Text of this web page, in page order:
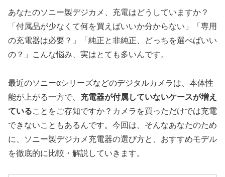
あなたのソニー製デジカメ、充電はどうしていますか？
「付属品が少なくて何を買えばいいか分からない」「専用
の充電器は必要？」「純正と非純正、どっちを選べばいい
の？」こんな悩み、実はとても多いんです。
最近のソニーαシリーズなどのデジタルカメラは、本体性
能が上がる一方で、 充電器が付属していないケースが増え
ていることをご存知ですか？カメラを買っただけでは充電
できないこともあるんです。今回は、そんなあなたのため
に、ソニー製デジカメ充電器の選び方と、おすすめモデル
を徹底的に比較・解説していきます。